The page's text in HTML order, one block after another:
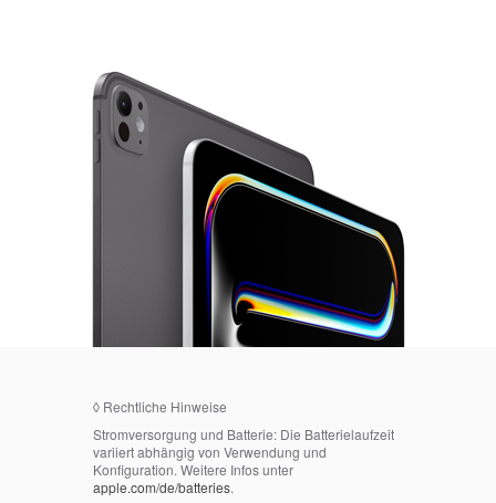
◊ Rechtliche Hinweise
Stromversorgung und Batterie:Die Batterielaufzeit
variiert abhängig von Verwendung und
Konfiguration. Weitere Infos unter
apple.com/de/batteries.